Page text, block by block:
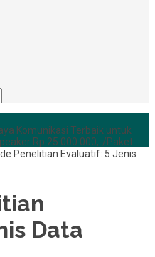
Komunikasi Terbaik untuk
Rp 25.000.000,-/Paket
Penelitian Evaluatif: 5 Jenis
Data